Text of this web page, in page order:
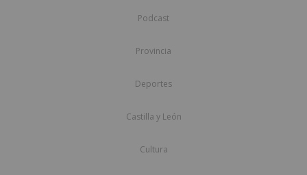
Podcast
Provincia
Deportes
Castilla y León
Cultura